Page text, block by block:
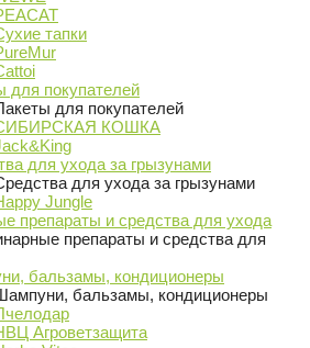
тапки
для покупателей
для покупателей
КОШКА
для ухода за грызунами
для ухода за грызунами
Jungle
препараты и средства для ухода
препараты и средства для
бальзамы, кондиционеры
бальзамы, кондиционеры
Агроветзащита